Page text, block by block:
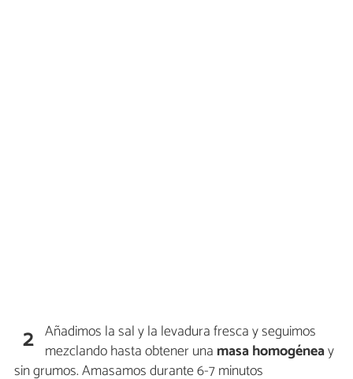
2 Añadimos la sal y la levadura fresca y seguimos
mezclando hasta obtener una masa homogéneay
sin grumos. Amasamos durante 6-7 minutos